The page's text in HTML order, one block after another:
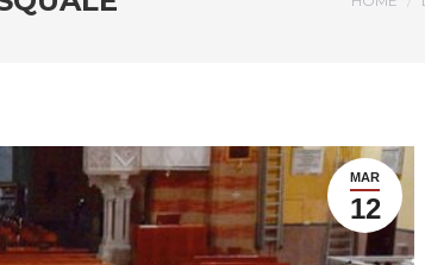
MAR
12